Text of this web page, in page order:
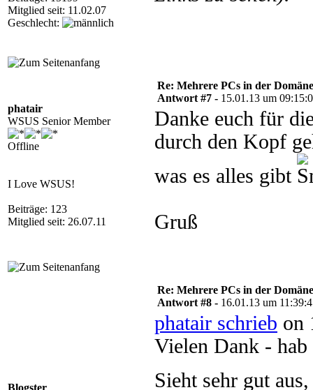
Mitglied seit: 11.02.07
Geschlecht:
phatair
WSUS Senior Member
Offline
I Love WSUS!
Beiträge: 123
Mitglied seit: 26.07.11
Re: Mehrere PCs in der
Antwort #7 - 15.01.13 um
Danke euch für
durch den Kopf
was es alles gibt
Gruß
Blogster
Re: Mehrere PCs in der
Antwort #8 - 16.01.13 um
phatair schrieb on
Vielen Dank - hab
Sieht sehr gut